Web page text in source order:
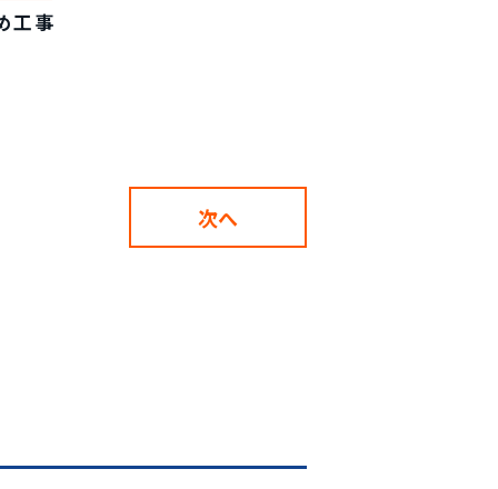
工事
次へ